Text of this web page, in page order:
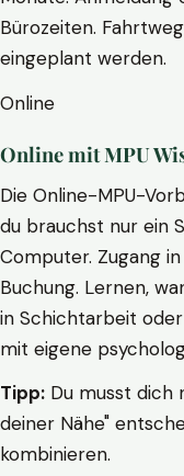
Bürozeiten.
eingeplant werden.
Online
Online mit MPU
Die Online-MPU-
du brauchst nur ein
Computer. Zugang
Buchung. Lernen,
in Schichtarbeit
mit eigene
Tipp: Du musst dich
deiner Nähe"
kombinieren.